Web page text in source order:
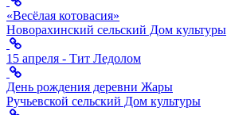
«Весёлая котовасия»
Новорахинский сельский Дом культуры
15 апреля - Тит Ледолом
День рождения деревни Жары
Ручьевской сельский Дом культуры